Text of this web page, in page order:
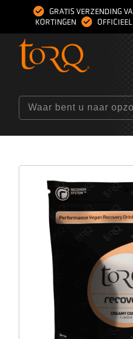
GRATIS VERZENDING
KORTINGEN